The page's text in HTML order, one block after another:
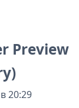
Preview
20:29